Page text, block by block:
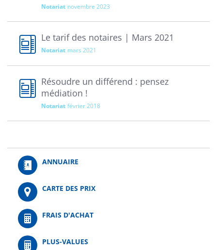
Notariat novembre 2023
Le tarif des notaires | Mars 2021
Notariat mars 2021
Résoudre un différend : pensez
médiation !
Notariat février 2018
ANNUAIRE
CARTE DES PRIX
FRAIS D'ACHAT
PLUS-VALUES